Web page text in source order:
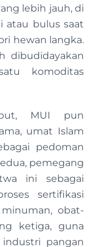
lebih jauh, di
atau bulus saat
hewan langka.
dibudidayakan
komoditas
MUI pun
umat Islam
pedoman
pemegang
ini sebagai
sertifikasi
obat-
ketiga, guna
pangan